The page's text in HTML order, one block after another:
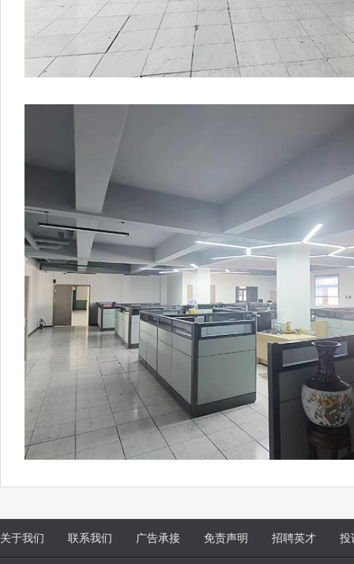
关于我们 联系我们 广告承接 免责声明 招聘英才 投